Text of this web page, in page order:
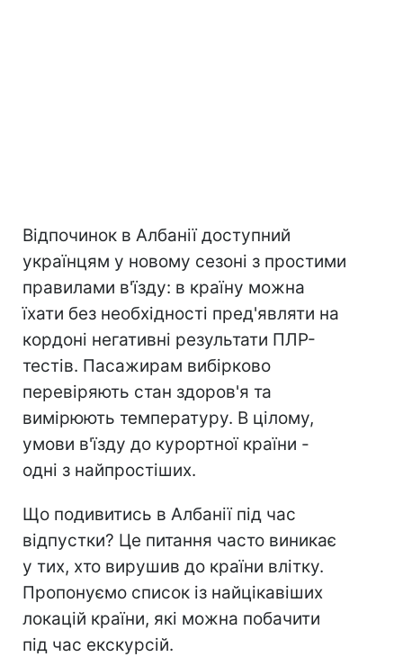
Відпочинок в Албанії доступний
українцям у новому сезоні з простими
правилами в'їзду: в країну можна
їхати без необхідності пред'являти на
кордоні негативні результати ПЛР-
тестів. Пасажирам вибірково
перевіряють стан здоров'я та
вимірюють температуру. В цілому,
умови в'їзду до курортної країни -
одні з найпростіших.
Що подивитись в Албанії під час
відпустки? Це питання часто виникає
у тих, хто вирушив до країни влітку.
Пропонуємо список із найцікавіших
локацій країни, які можна побачити
під час екскурсій.